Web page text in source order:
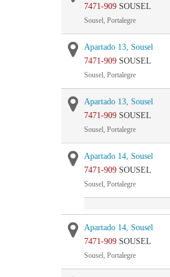
7471-909 SOUSEL
Sousel, Portalegre
Apartado 13, Sousel
7471-909 SOUSEL
Sousel, Portalegre
Apartado 13, Sousel
7471-909 SOUSEL
Sousel, Portalegre
Apartado 14, Sousel
7471-909 SOUSEL
Sousel, Portalegre
Apartado 14, Sousel
7471-909 SOUSEL
Sousel, Portalegre